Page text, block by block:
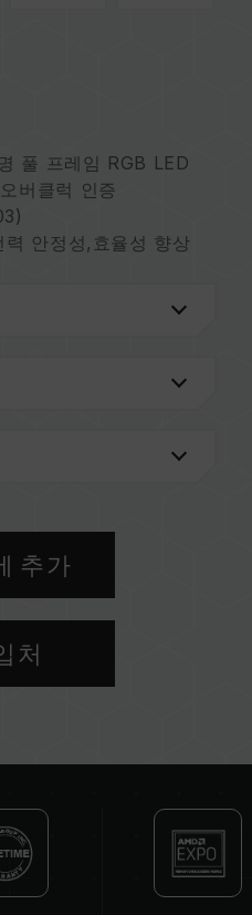
풀 프레임 RGB LED
버클럭 인증
안정성,효율성 향상
내장
보는'호환성 검색'
.
전에, 반드시 메인보드
의 메모리는 호환성 테
불안정해지거나 부팅되
의 품질과 현재 사용
이 메모리 동작 클럭에
추가
처